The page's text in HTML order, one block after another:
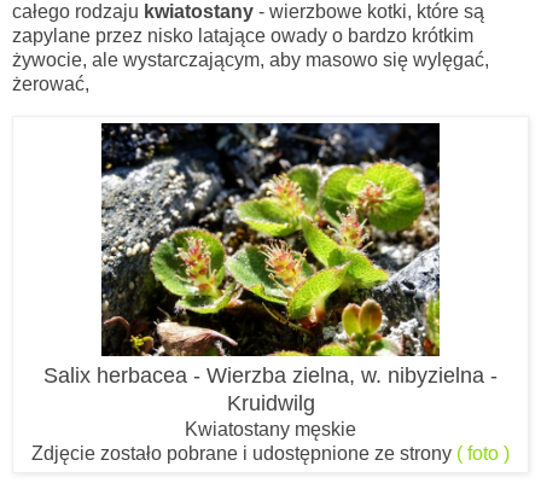
całego rodzaju kwiatostany - wierzbowe kotki, które są
zapylane przez nisko latające owady o bardzo krótkim
żywocie, ale wystarczającym, aby masowo się wylęgać,
żerować,
Salix herbacea - Wierzba zielna, w. nibyzielna -
Kruidwilg
Kwiatostany męskie
Zdjęcie zostało pobrane i udostępnione ze strony ( foto )